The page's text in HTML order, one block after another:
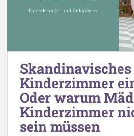
Skandinavisches
Kinderzimmer
Oder warum
Kinderzimmer
sein müssen